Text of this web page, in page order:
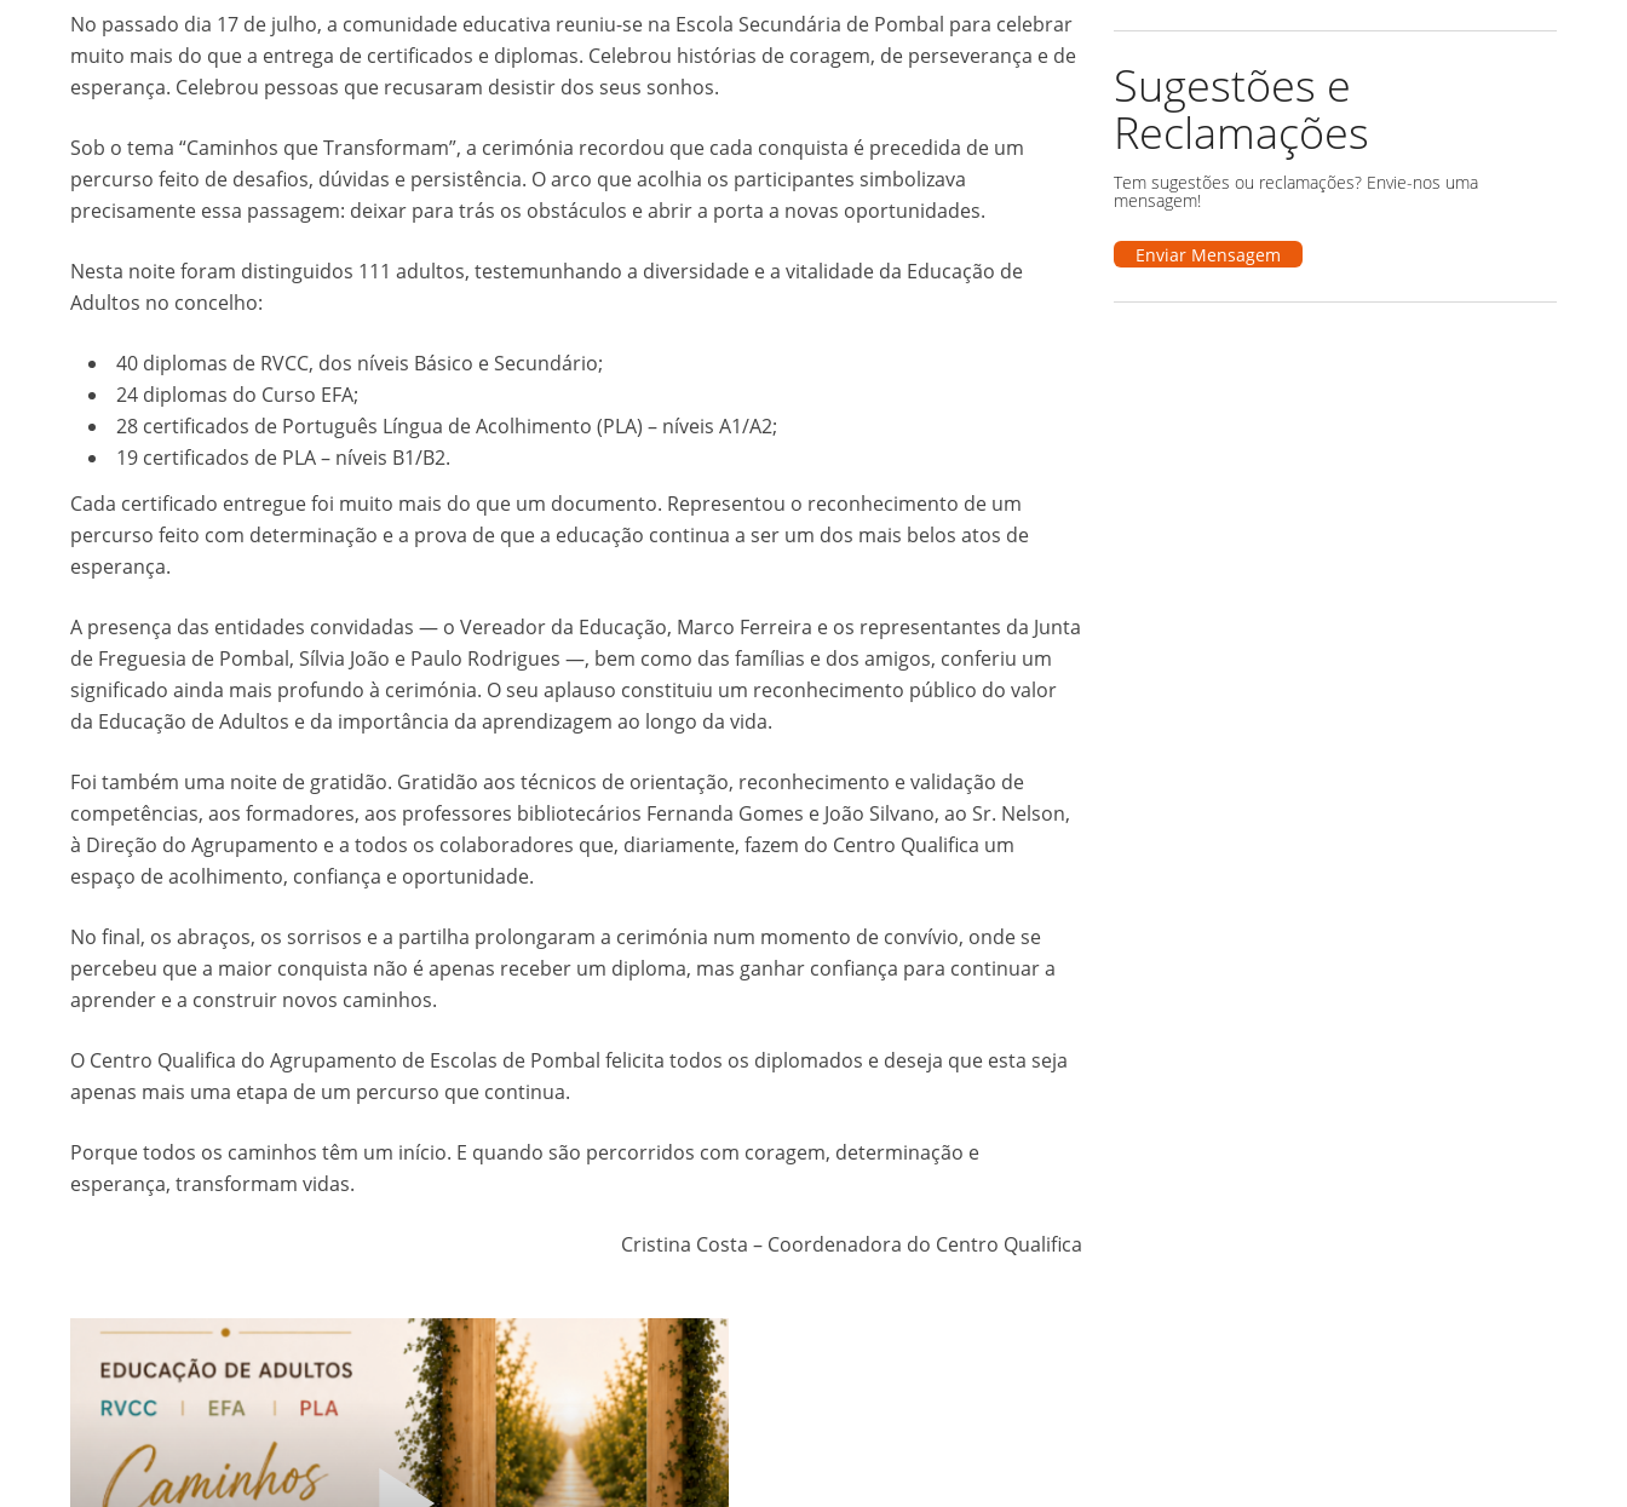
No passado dia 17 de julho, a comunidade educativa reuniu-se na Escola Secundária de Pombal para celebrar
muito mais do que a entrega de certificados e diplomas. Celebrou histórias de coragem, de perseverança e de
esperança. Celebrou pessoas que recusaram desistir dos seus sonhos.
Sob o tema “Caminhos que Transformam”, a cerimónia recordou que cada conquista é precedida de um
percurso feito de desafios, dúvidas e persistência. O arco que acolhia os participantes simbolizava
precisamente essa passagem: deixar para trás os obstáculos e abrir a porta a novas oportunidades.
Nesta noite foram distinguidos 111 adultos, testemunhando a diversidade e a vitalidade da Educação de
Adultos no concelho:
40 diplomas de RVCC, dos níveis Básico e Secundário;
24 diplomas do Curso EFA;
28 certificados de Português Língua de Acolhimento (PLA) – níveis A1/A2;
19 certificados de PLA – níveis B1/B2.
Cada certificado entregue foi muito mais do que um documento. Representou o reconhecimento de um
percurso feito com determinação e a prova de que a educação continua a ser um dos mais belos atos de
esperança.
A presença das entidades convidadas — o Vereador da Educação, Marco Ferreira e os representantes da Junta
de Freguesia de Pombal, Sílvia João e Paulo Rodrigues —, bem como das famílias e dos amigos, conferiu um
significado ainda mais profundo à cerimónia. O seu aplauso constituiu um reconhecimento público do valor
da Educação de Adultos e da importância da aprendizagem ao longo da vida.
Foi também uma noite de gratidão. Gratidão aos técnicos de orientação, reconhecimento e validação de
competências, aos formadores, aos professores bibliotecários Fernanda Gomes e João Silvano, ao Sr. Nelson,
à Direção do Agrupamento e a todos os colaboradores que, diariamente, fazem do Centro Qualifica um
espaço de acolhimento, confiança e oportunidade.
No final, os abraços, os sorrisos e a partilha prolongaram a cerimónia num momento de convívio, onde se
percebeu que a maior conquista não é apenas receber um diploma, mas ganhar confiança para continuar a
aprender e a construir novos caminhos.
O Centro Qualifica do Agrupamento de Escolas de Pombal felicita todos os diplomados e deseja que esta seja
apenas mais uma etapa de um percurso que continua.
Porque todos os caminhos têm um início. E quando são percorridos com coragem, determinação e
esperança, transformam vidas.
Cristina Costa – Coordenadora do Centro Qualifica
Sugestões e
Reclamações
Tem sugestões ou reclamações? Envie-nos uma
mensagem!
Enviar Mensagem